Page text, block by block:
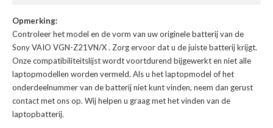
Opmerking:
Controleer het model en de vorm van uw originele batterij van de
Sony VAIO VGN-Z21VN/X. Zorg ervoor dat u de juiste batterij krijgt.
Onze compatibiliteitslijst wordt voortdurend bijgewerkt en niet alle
laptopmodellen worden vermeld. Als u het laptopmodel of het
onderdeelnummer van de batterij niet kunt vinden, neem dan gerust
contact met ons op. Wij helpen u graag met het vinden van de
laptopbatterij.